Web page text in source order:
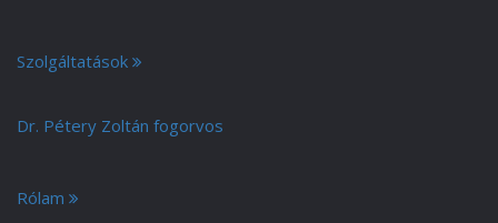
Szolgáltatások
Dr. Pétery Zoltán fogorvos
Rólam